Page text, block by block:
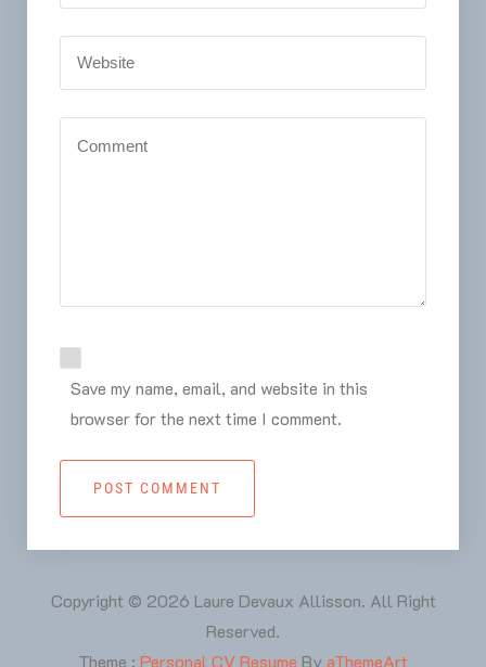
Save my name, email, and website in this
browser for the next time I comment.
POST COMMENT
Copyright © 2026 Laure Devaux Allisson. All Right
Reserved.
Theme : Personal CV Resume By aThemeArt